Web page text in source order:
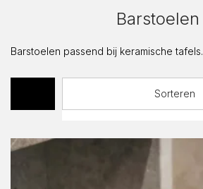
Barstoelen
Barstoelen passend bij keramische tafels.
Sorteren